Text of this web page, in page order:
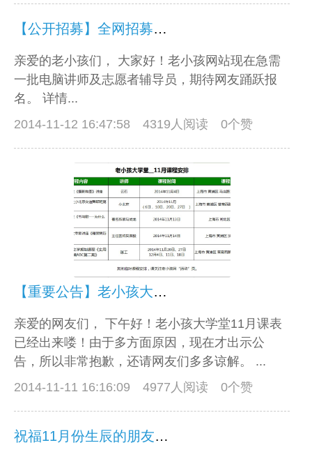
【公开招募】全网招募电脑教师及辅导员啦
亲爱的老小孩们， 大家好！老小孩网站现在急需
一批电脑讲师及志愿者辅导员，期待网友踊跃报
名。 详情...
2014-11-12 16:47:58
4319人阅读 0个赞
【重要公告】老小孩大学堂11月课程安排
亲爱的网友们， 下午好！老小孩大学堂11月课表
已经出来喽！由于多方面原因，现在才出示公
告，所以非常抱歉，还请网友们多多谅解。 ...
2014-11-11 16:16:09
4977人阅读 0个赞
祝福11月份生辰的朋友们生日快乐哦！